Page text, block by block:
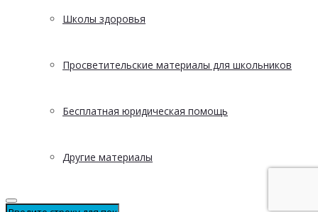
Школы здоровья
Просветительские материалы для школьников
Бесплатная юридическая помощь
Другие материалы